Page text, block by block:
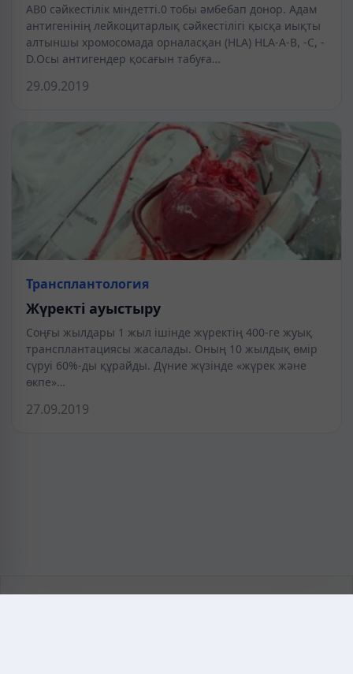
АВ0 сәйкестілік міндетті.0 тобы әмбебап донор. Адам
антигенінің лейкоцитарлық сәйкестілігі қысқа иықты
алтыншы хромосомада орналасқан (HLA) HLA-A-B, -C, -
D.Осы антигендер қосағын табуға…
29.09.2019
Трансплантология
Жүректі ауыстыру
Соңғы жылдары 1 жыл ішінде жүректің 400-ге жуық
трансплантациясы жасалады. Оның 10 жылдық өмір
сүруі 60%-ды құрайды. Дүние жүзінде «жүрек және
өкпе»…
27.09.2019
KAZMEDIC.ORG